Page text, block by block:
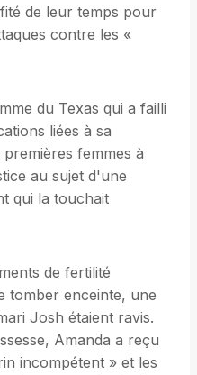
de leur temps pour
contre les «
du Texas qui a failli
liées à sa
femmes à
au sujet d'une
qui la touchait
de fertilité
tomber enceinte, une
Josh étaient ravis.
Amanda a reçu
incompétent » et les